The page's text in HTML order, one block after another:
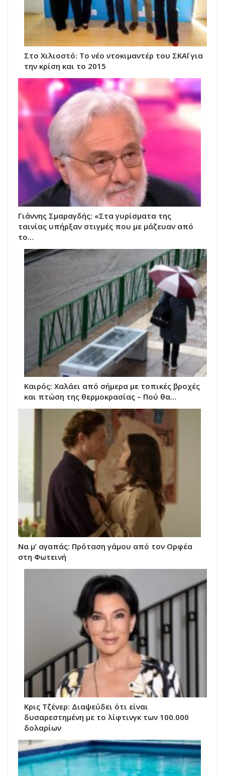
Στο Χιλιοστό: Το νέο ντοκιμαντέρ του ΣΚΑΪ για
την κρίση και το 2015
Γιάννης Σμαραγδής: «Στα γυρίσματα της
ταινίας υπήρξαν στιγμές που με μάζευαν από
το…
Καιρός: Χαλάει από σήμερα με τοπικές βροχές
και πτώση της θερμοκρασίας – Πού θα…
Να μ’ αγαπάς: Πρόταση γάμου από τον Ορφέα
στη Φωτεινή
Κρις Τζένερ: Διαψεύδει ότι είναι
δυσαρεστημένη με το λίφτινγκ των 100.000
δολαρίων